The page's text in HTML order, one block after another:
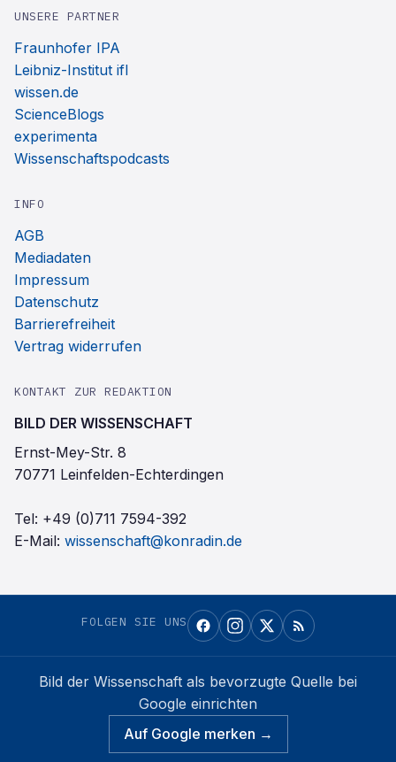
UNSERE PARTNER
Fraunhofer IPA
Leibniz-Institut ifl
wissen.de
ScienceBlogs
experimenta
Wissenschaftspodcasts
INFO
AGB
Mediadaten
Impressum
Datenschutz
Barrierefreiheit
Vertrag widerrufen
KONTAKT ZUR REDAKTION
BILD DER WISSENSCHAFT
Ernst-Mey-Str. 8
70771 Leinfelden-Echterdingen
Tel: +49 (0)711 7594-392
E-Mail: wissenschaft@konradin.de
FOLGEN SIE UNS
Bild der Wissenschaft als bevorzugte Quelle bei
Google einrichten
Auf Google merken →